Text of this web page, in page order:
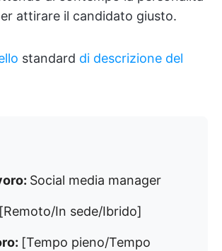
attirare il candidato giusto.
standard di descrizione del
Social media manager
[Remoto/In sede/Ibrido]
[Tempo pieno/Tempo